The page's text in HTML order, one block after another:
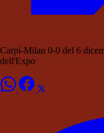
Carpi-Milan 0-0 del 6
dell'Expo